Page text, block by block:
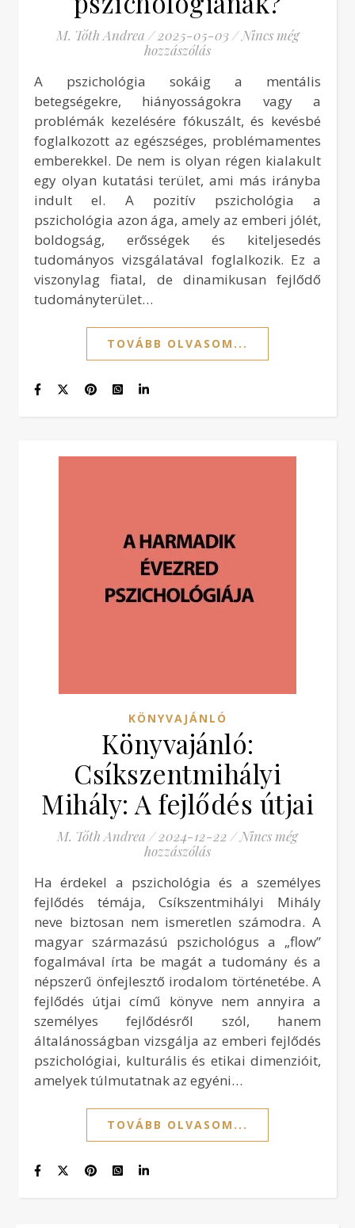
M. Tóth Andrea / 2025-05-03 / Nincs még
hozzászólás
A pszichológia sokáig a mentális
betegségekre, hiányosságokra vagy a
problémák kezelésére fókuszált, és kevésbé
foglalkozott az egészséges, problémamentes
emberekkel. De nem is olyan régen kialakult
egy olyan kutatási terület, ami más irányba
indult el. A pozitív pszichológia a
pszichológia azon ága, amely az emberi jólét,
boldogság, erősségek és kiteljesedés
tudományos vizsgálatával foglalkozik. Ez a
viszonylag fiatal, de dinamikusan fejlődő
tudományterület…
TOVÁBB OLVASOM...
KÖNYVAJÁNLÓ
Könyvajánló:
Csíkszentmihályi
Mihály: A fejlődés útjai
M. Tóth Andrea / 2024-12-22 / Nincs még
hozzászólás
Ha érdekel a pszichológia és a személyes
fejlődés témája, Csíkszentmihályi Mihály
neve biztosan nem ismeretlen számodra. A
magyar származású pszichológus a „flow”
fogalmával írta be magát a tudomány és a
népszerű önfejlesztő irodalom történetébe. A
fejlődés útjai című könyve nem annyira a
személyes fejlődésről szól, hanem
általánosságban vizsgálja az emberi fejlődés
pszichológiai, kulturális és etikai dimenzióit,
amelyek túlmutatnak az egyéni…
TOVÁBB OLVASOM...